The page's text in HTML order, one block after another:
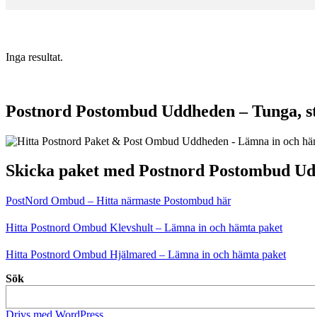
Inga resultat.
Postnord Postombud Uddheden – Tunga,
Skicka paket med Postnord Postombud
PostNord Ombud – Hitta närmaste Postombud här
Hitta Postnord Ombud Klevshult – Lämna in och hämta paket
Hitta Postnord Ombud Hjälmared – Lämna in och hämta paket
Sök